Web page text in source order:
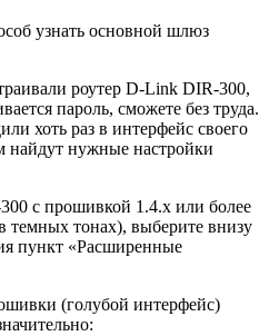
узнать основной шлюз
роутер D-Link DIR-300,
пароль, сможете без труда.
хоть раз в интерфейс своего
найдут нужные настройки
с прошивкой 1.4.x или более
темных тонах), выберите внизу
пункт «Расширенные
(голубой интерфейс)